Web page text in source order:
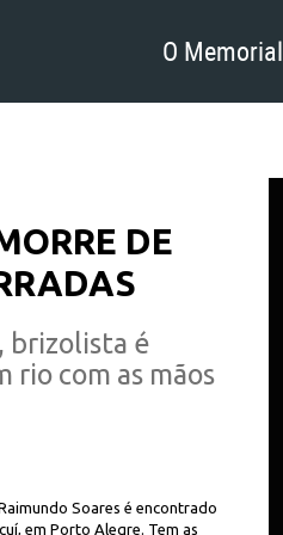
O Memorial
DE
brizolista é
rio com as mãos
Soares é encontrado
em Porto Alegre. Tem as